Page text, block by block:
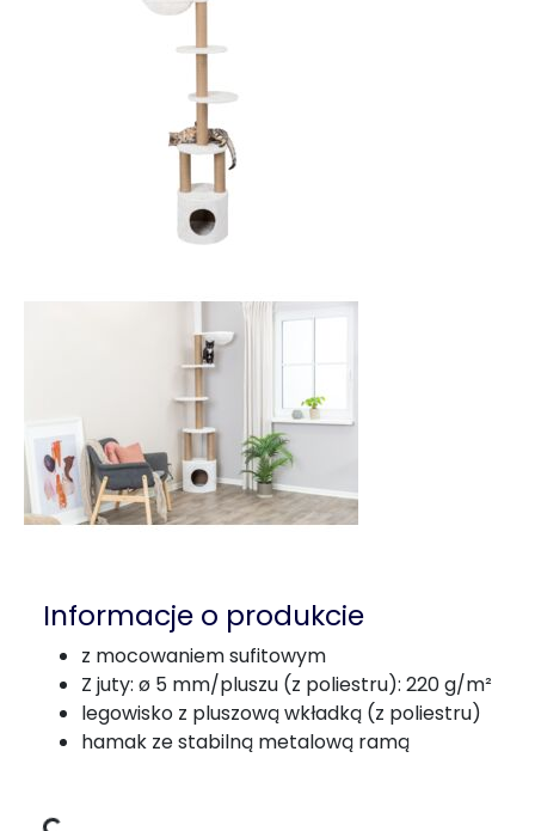
Informacje o produkcie
z mocowaniem sufitowym
Z juty: ø 5 mm/pluszu (z poliestru): 220 g/m²
legowisko z pluszową wkładką (z poliestru)
hamak ze stabilną metalową ramą